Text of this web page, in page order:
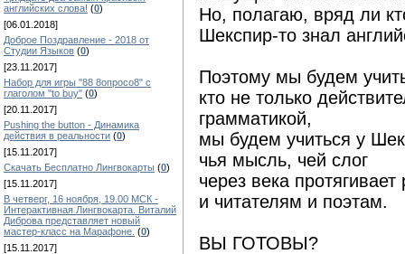
английских слова! (0)
[06.01.2018]
Доброе Поздравление - 2018 от
Студии Языков (0)
[23.11.2017]
Набор для игры "88 8опросо8" с
глаголом "to buy" (0)
[20.11.2017]
Pushing the button - Динамика
действия в реальности (0)
[15.11.2017]
Скачать Бесплатно Лингвокарты (0)
[15.11.2017]
В четверг, 16 ноября, 19.00 МСК -
Интерактивная Лингвокарта. Виталий
Диброва представляет новый
мастер-класс на Марафоне. (0)
[15.11.2017]
Но, полагаю, вряд ли
Шекспир-то знал
Поэтому мы будем
кто не только
грамматикой,
мы будем учиться у
чья мысль, чей слог
через века протягивает
и читателям и поэтам.
ВЫ ГОТОВЫ?